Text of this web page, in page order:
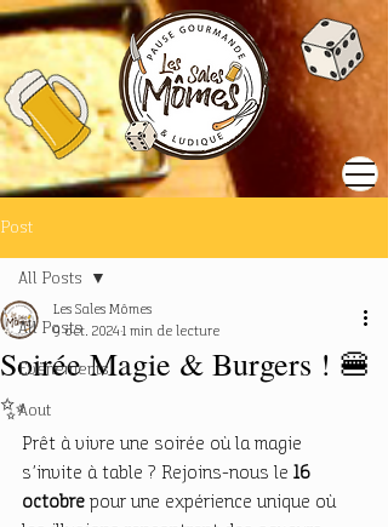
Post
All Posts
Evènements
Aout
All Posts
Soirée Magie & Burgers ! 🍔
✨
Les Sales Mômes
9 oct. 2024 1 min de lecture
Prêt à vivre une soirée où la magie
s’invite à table ? Rejoins-nous le 16
octobre pour une expérience unique où